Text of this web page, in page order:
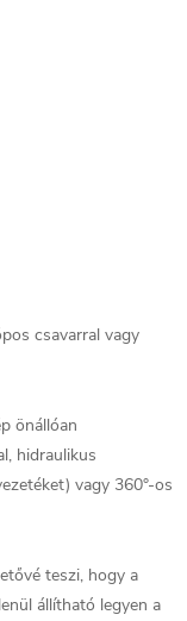
csavarral vagy
önállóan
hidraulikus
vagy 360°-os
teszi, hogy a
állítható legyen a